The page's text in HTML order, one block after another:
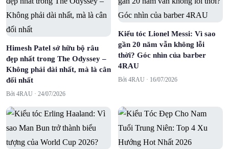
Himesh Patel sở hữu bộ râu
đẹp nhất trong The Odyssey –
Không phải dài nhất, mà là cân
đối nhất
Bởi 4RAU · 24/07/2026
Kiểu tóc Lionel Messi: Vì sao
gần 20 năm vẫn không lỗi
thời? Góc nhìn của barber
4RAU
Bởi 4RAU · 16/07/2026